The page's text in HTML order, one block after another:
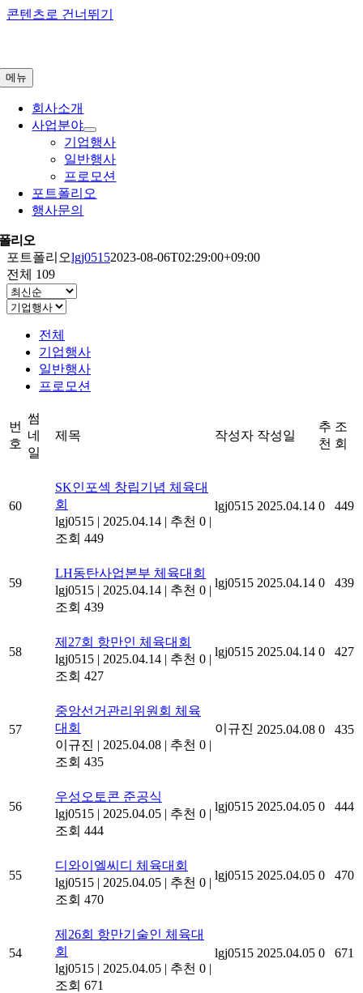
콘텐츠로 건너뛰기
메뉴
회사소개
사업분야
기업행사
일반행사
프로모션
포트폴리오
행사문의
리오
포트폴리오lgj05152023-08-06T02:29:00+09:00
전체 109
전체
기업행사
일반행사
프로모션
번
호
썸
네
일
제목 작성자 작성일
추
천
조
회
60
SK인포섹 창립기념 체육대
회
lgj0515 | 2025.04.14 | 추천 0 |
조회 449
lgj0515 2025.04.14 0 449
59
LH동탄사업본부 체육대회
lgj0515 | 2025.04.14 | 추천 0 |
조회 439
lgj0515 2025.04.14 0 439
58
제27회 항만인 체육대회
lgj0515 | 2025.04.14 | 추천 0 |
조회 427
lgj0515 2025.04.14 0 427
57
중앙선거관리위원회 체육
대회
이규진 | 2025.04.08 | 추천 0 |
조회 435
이규진 2025.04.08 0 435
56
우성오토콘 준공식
lgj0515 | 2025.04.05 | 추천 0 |
조회 444
lgj0515 2025.04.05 0 444
55
디와이엘씨디 체육대회
lgj0515 | 2025.04.05 | 추천 0 |
조회 470
lgj0515 2025.04.05 0 470
54
제26회 항만기술인 체육대
회
lgj0515 | 2025.04.05 | 추천 0 |
조회 671
lgj0515 2025.04.05 0 671